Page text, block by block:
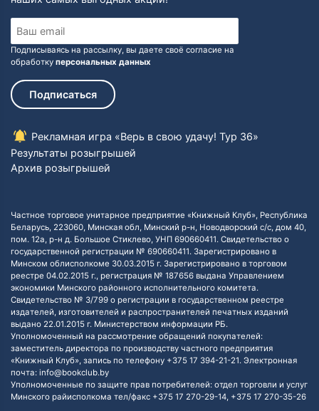
Подписываясь на рассылку, вы даете своё согласие на
обработку персональных данных
Подписаться
Рекламная игра «Верь в свою удачу! Тур 36»
Результаты розыгрышей
Архив розыгрышей
Частное торговое унитарное предприятие «Книжный Клуб», Республика
Беларусь, 223060, Минская обл, Минский р-н, Новодворский с/с, дом 40,
пом. 12а, р-н д. Большое Стиклево, УНП 690660411. Свидетельство о
государственной регистрации № 690660411. Зарегистрировано в
Минском облисполкоме 30.03.2015 г. Зарегистрировано в торговом
реестре 04.02.2015 г., регистрация № 187656 выдана Управлением
экономики Минского районного исполнительного комитета.
Свидетельство № 3/799 о регистрации в государственном реестре
издателей, изготовителей и распространителей печатных изданий
выдано 22.01.2015 г. Министерством информации РБ.
Уполномоченный на рассмотрение обращений покупателей:
заместитель директора по производству частного предприятия
«Книжный Клуб», запись по телефону +375 17 394-21-21. Электронная
почта: info@bookclub.by
Уполномоченные по защите прав потребителей: отдел торговли и услуг
Минского райисполкома тел/факс +375 17 270-29-14, +375 17 270-35-26